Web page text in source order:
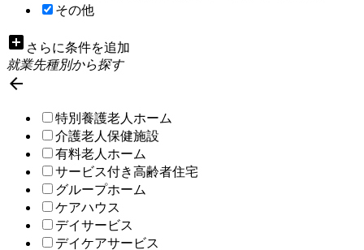
その他
add_box さらに条件を追加
就業先種別から探す

特別養護老人ホーム
介護老人保健施設
有料老人ホーム
サービス付き高齢者住宅
グループホーム
ケアハウス
デイサービス
デイケアサービス